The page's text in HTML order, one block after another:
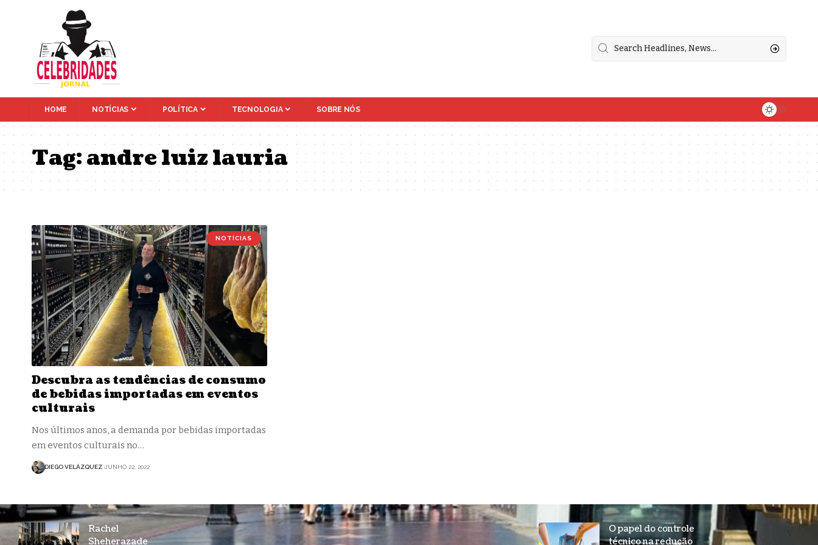
HOME NOTÍCIAS POLÍTICA TECNOLOGIA SOBRE NÓS
Tag:andre luiz lauria
NOTÍCIAS
Descubra as tendências de consumo
de bebidas importadas em eventos
culturais
Nos últimos anos, a demanda por bebidas importadas
em eventos culturais no…
DIEGO VELÁZQUEZ JUNHO 22, 2022
Rachel
Sheherazade
O papel do controle
técnico na redução